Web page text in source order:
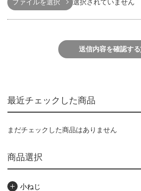
ファイルを選択 選択されていません
送信内容を確認する
最近チェックした商品
まだチェックした商品はありません
商品選択
小ねじ